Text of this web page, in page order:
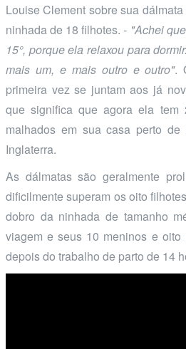
Louise Clement sobre sua
ninhada de 18 filhotes. - "Achei
15°, porque ela relaxou para
mais um, e mais outro e outro".
primeira vez se juntam aos já
que significa que agora ela tem
malhados em sua casa perto de
Inglaterra.
As dálmatas são geralmente
dificilmente superam os oito
dobro da ninhada de tamanho
viagem e seus 10 meninos e oito
depois do trabalho de parto de 14